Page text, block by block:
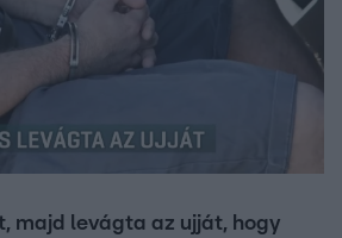
majd levágta az ujját, hogy